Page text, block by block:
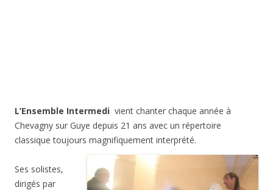
L’Ensemble Intermedi vient chanter chaque année à
Chevagny sur Guye depuis 21 ans avec un répertoire
classique toujours magnifiquement interprété.
Ses solistes,
dirigés par